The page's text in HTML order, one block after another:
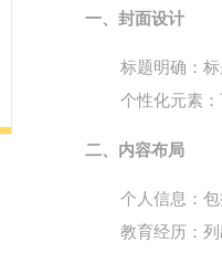
一、封面设计
标题明确 ：
个性化元素
二、内容布局
个人信息 ：
教育经历 ：